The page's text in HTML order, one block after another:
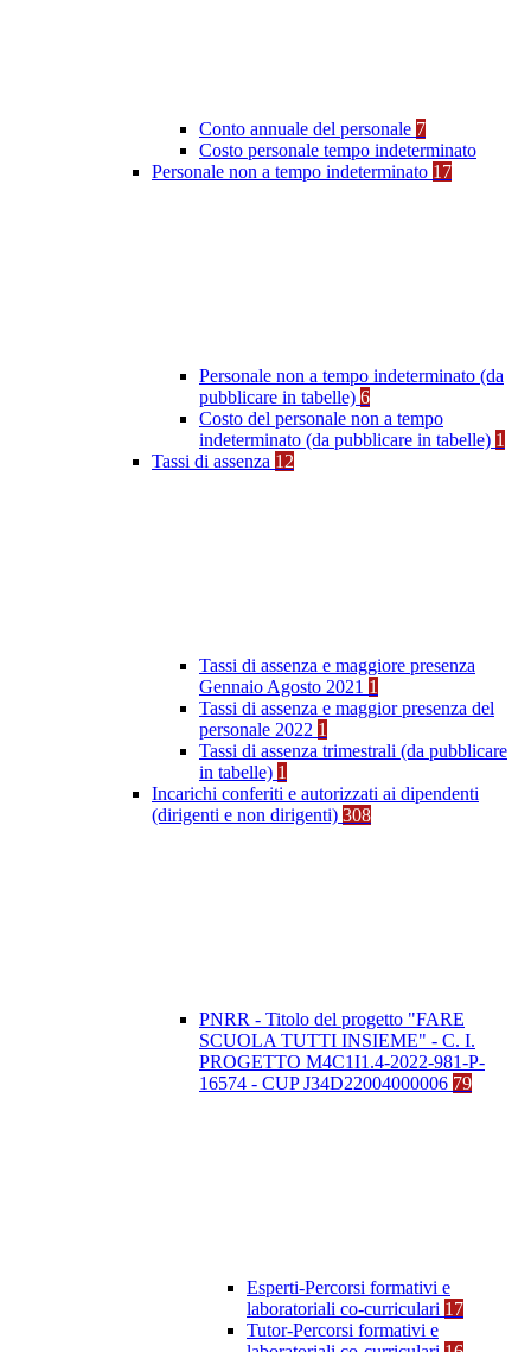
Conto annuale del personale 7
Costo personale tempo indeterminato
Personale non a tempo indeterminato 17
Personale non a tempo indeterminato (da
pubblicare in tabelle) 6
Costo del personale non a tempo
indeterminato (da pubblicare in tabelle) 1
Tassi di assenza 12
Tassi di assenza e maggiore presenza
Gennaio Agosto 2021 1
Tassi di assenza e maggior presenza del
personale 2022 1
Tassi di assenza trimestrali (da pubblicare
in tabelle) 1
Incarichi conferiti e autorizzati ai dipendenti
(dirigenti e non dirigenti) 308
PNRR - Titolo del progetto "FARE
SCUOLA TUTTI INSIEME" - C. I.
PROGETTO M4C1I1.4-2022-981-P-
16574 - CUP J34D22004000006 79
Esperti-Percorsi formativi e
laboratoriali co-curriculari 17
Tutor-Percorsi formativi e